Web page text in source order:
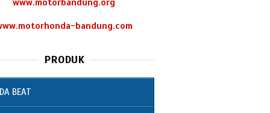
www.motorbandung.org
bandung.com
PRODUK
BEAT